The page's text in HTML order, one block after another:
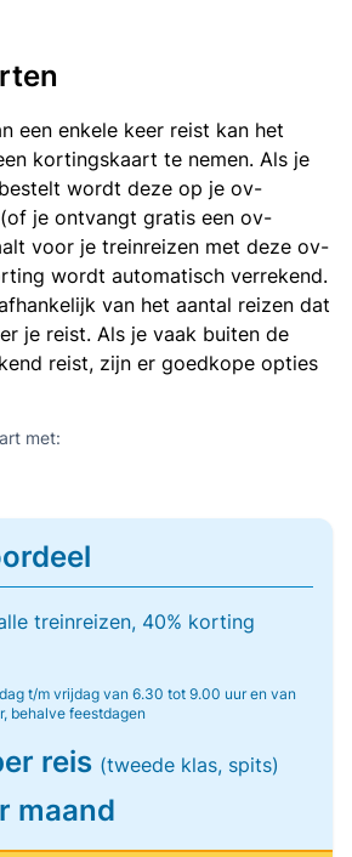
een enkele keer reist kan het
kortingskaart te nemen. Als je
wordt deze op je ov-
je ontvangt gratis een ov-
voor je treinreizen met deze ov-
wordt automatisch verrekend.
van het aantal reizen dat
je reist. Als je vaak buiten de
reist, zijn er goedkope opties
met:
treinreizen, 40% korting
t/m vrijdag van 6.30 tot 9.00 uur en van
behalve feestdagen
reis (tweede klas, spits)
maand